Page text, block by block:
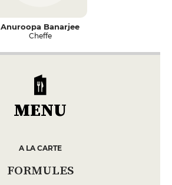
Anuroopa Banarjee
Cheffe
MENU
A LA CARTE
FORMULES